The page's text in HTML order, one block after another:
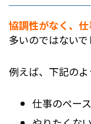
協調性がなく、
多いのではないで
例えば、下記のよ
仕事のペー